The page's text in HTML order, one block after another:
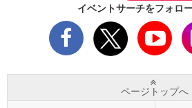
イベントサーチをフォロ
ページトップへ